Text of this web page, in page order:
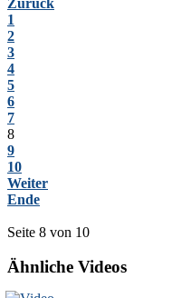
1
2
3
4
5
6
7
8
9
10
Weiter
Ende
Seite 8 von 10
Ähnliche Videos